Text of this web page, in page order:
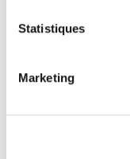
Statistiques
Marketing